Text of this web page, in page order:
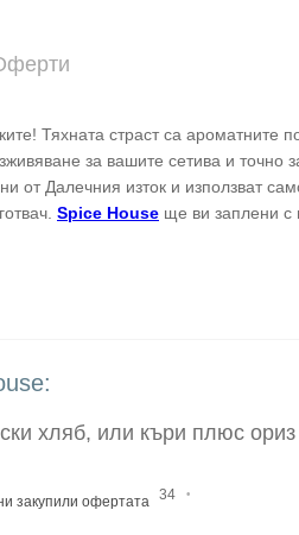
Тяхната страст са ароматните
за вашите сетива и точно
от Далечния изток и използват
Spice House ще ви заплени с
хляб, или къри плюс ориз
закупили офертата 34 ·